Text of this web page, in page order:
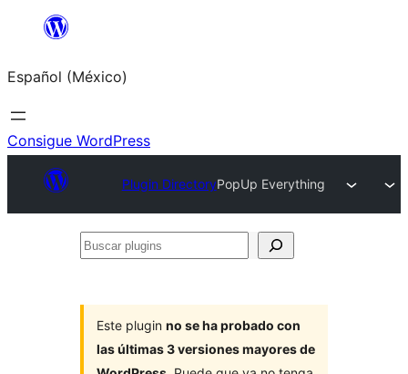
Saltar
contenido
Español (México)
Consigue WordPress
Plugin DirectoryPopUp Everything
Buscar
Este plugin no se ha probado con
las últimas 3 versiones mayores de